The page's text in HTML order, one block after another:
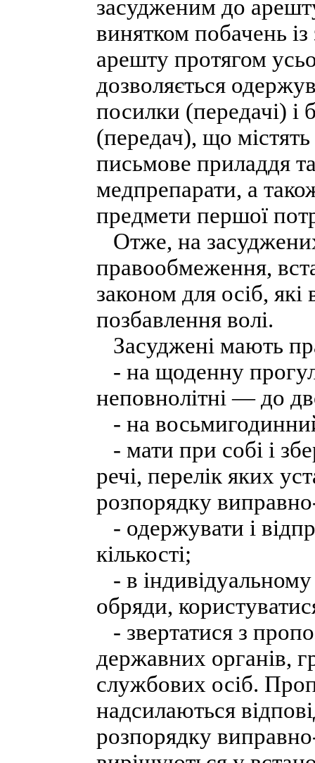
засудженим до
винятком побачень
арешту протягом
дозволяється
посилки (передачі) і
(передач), що
письмове приладдя
медпрепарати, а
предмети першої
Отже, на
правообмеження,
законом для осіб,
позбавлення волі.
Засуджені мають
- на щоденну
неповнолітні — до
- на
- мати при собі і
речі, перелік яких
розпорядку
- одержувати і
кількості;
- в індивідуальному
обряди,
- звертатися з
державних органів,
службових осіб.
надсилаються
розпорядку